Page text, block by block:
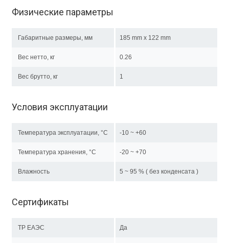
Физические параметры
Габаритные размеры, мм 185 mm x 122 mm
Вес нетто, кг 0.26
Вес брутто, кг 1
Условия эксплуатации
Температура эксплуатации, °C -10 ~ +60
Температура хранения, °C -20 ~ +70
Влажность 5 ~ 95 % ( без конденсата )
Сертификаты
ТР EAЭC Да